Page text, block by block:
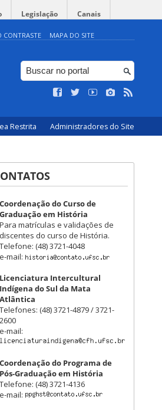
Legislação Canais
CONTRASTE MAPA DO SITE
Restrita Administradores do Site
Coordenação do Curso de
Graduação em História
Para matrículas e validações de
discentes do curso de História.
Telefone: (48) 3721-4048
e-mail:
Licenciatura Intercultural
Indígena do Sul da Mata
Atlântica
Telefones: (48) 3721-4879 / 3721-
2600
e-mail:
Coordenação do Programa de
Pós-Graduação em História
Telefone: (48) 3721-4136
e-mail: